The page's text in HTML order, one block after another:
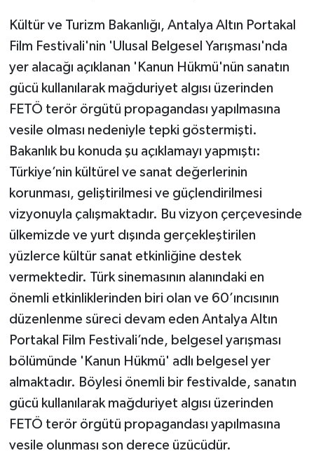
Kültür ve Turizm Bakanlığı, Antalya Altın Portakal
Film Festivali'nin 'Ulusal Belgesel Yarışması'nda
yer alacağı açıklanan 'Kanun Hükmü'nün sanatın
gücü kullanılarak mağduriyet algısı üzerinden
FETÖ terör örgütü propagandası yapılmasına
vesile olması nedeniyle tepki göstermişti.
Bakanlık bu konuda şu açıklamayı yapmıştı:
Türkiye’nin kültürel ve sanat değerlerinin
korunması, geliştirilmesi ve güçlendirilmesi
vizyonuyla çalışmaktadır. Bu vizyon çerçevesinde
ülkemizde ve yurt dışında gerçekleştirilen
yüzlerce kültür sanat etkinliğine destek
vermektedir. Türk sinemasının alanındaki en
önemli etkinliklerinden biri olan ve 60’ıncısının
düzenlenme süreci devam eden Antalya Altın
Portakal Film Festivali’nde, belgesel yarışması
bölümünde 'Kanun Hükmü' adlı belgesel yer
almaktadır. Böylesi önemli bir festivalde, sanatın
gücü kullanılarak mağduriyet algısı üzerinden
FETÖ terör örgütü propagandası yapılmasına
vesile olunması son derece üzücüdür.